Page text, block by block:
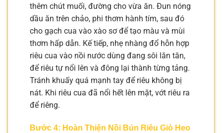
thêm chút muối, đường cho vừa ăn. Đun nóng
dầu ăn trên chảo, phi thơm hành tím, sau đó
cho gạch cua vào xào sơ để tạo màu và mùi
thơm hấp dẫn. Kế tiếp, nhẹ nhàng đổ hỗn hợp
riêu cua vào nồi nước dùng đang sôi lăn tăn,
để riêu tự nổi lên và đông lại thành từng tảng.
Tránh khuấy quá mạnh tay để riêu không bị
nát. Khi riêu cua đã nổi hết lên mặt, vớt riêu ra
để riêng.
Bước 4: Hoàn Thiện Nồi Bún Riêu Giò Heo